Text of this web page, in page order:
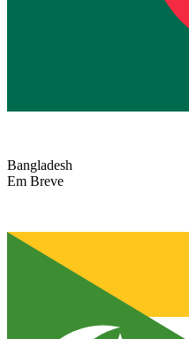
Bangladesh
Em Breve